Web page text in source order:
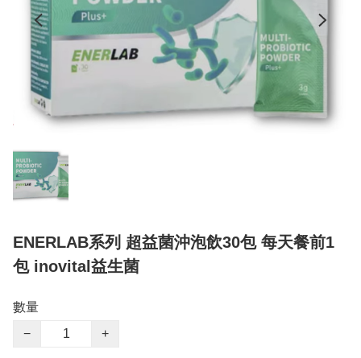
ENERLAB系列 超益菌沖泡飲30包 每天餐前1
包 inovital益生菌
數量
−
+